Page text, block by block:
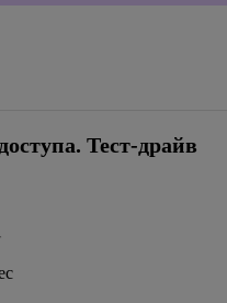
Тест-драйв